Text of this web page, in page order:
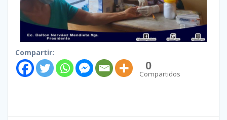
Compartir:
0
Compartidos